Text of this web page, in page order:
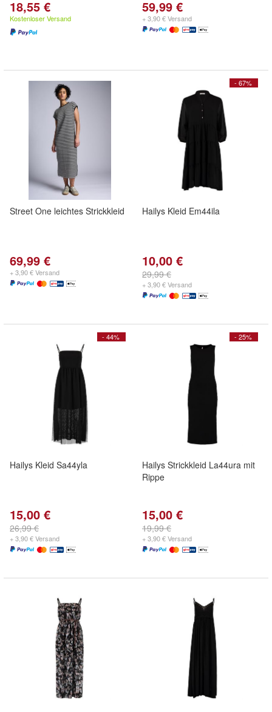
18,55 €
Kostenloser Versand
59,99 €
+ 3,90 € Versand
Street One leichtes Strickkleid
69,99 €
+ 3,90 € Versand
- 67%
Hailys Kleid Em44ila
10,00 €
29,99 €
+ 3,90 € Versand
- 44%
Hailys Kleid Sa44yla
15,00 €
26,99 €
+ 3,90 € Versand
- 25%
Hailys Strickkleid La44ura mit
Rippe
15,00 €
19,99 €
+ 3,90 € Versand